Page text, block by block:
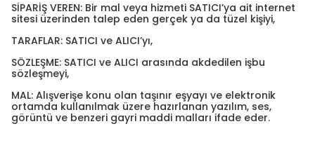
SİPARİŞ VEREN: Bir mal veya hizmeti SATICI’ya ait internet
sitesi üzerinden talep eden gerçek ya da tüzel kişiyi,
TARAFLAR: SATICI ve ALICI’yı,
SÖZLEŞME: SATICI ve ALICI arasında akdedilen işbu
sözleşmeyi,
MAL: Alışverişe konu olan taşınır eşyayı ve elektronik
ortamda kullanılmak üzere hazırlanan yazılım, ses,
görüntü ve benzeri gayri maddi malları ifade eder.